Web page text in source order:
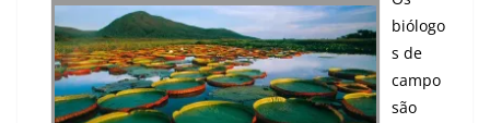
biólogo
s de
campo
são